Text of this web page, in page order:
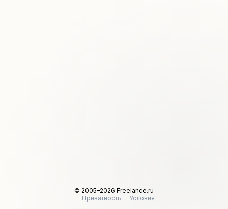
© 2005–2026 Freelance.ru
Приватность
Условия